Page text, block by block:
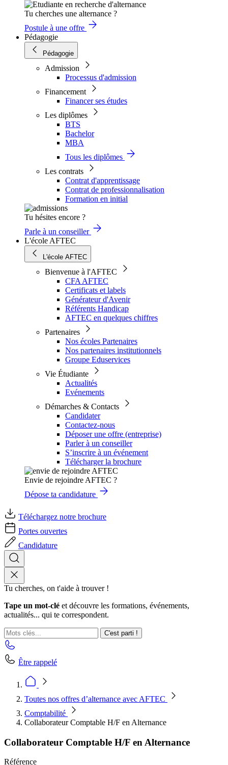
Tu cherches une alternance ?
Postule à une offre
Pédagogie
Pédagogie
Admission
Processus d'admission
Financement
Financer ses études
Les diplômes
BTS
Bachelor
MBA
Tous les diplômes
Les contrats
Contrat d'apprentissage
Contrat de professionnalisation
Formation en initial
Tu hésites encore ?
Parle à un conseiller
L'école AFTEC
L'école AFTEC
Bienvenue à l'AFTEC
CFA AFTEC
Certificats et labels
Générateur d'Avenir
Référents Handicap
AFTEC en quelques chiffres
Partenaires
Nos écoles Partenaires
Nos partenaires institutionnels
Groupe Eduservices
Vie Étudiante
Actualités
Evénements
Démarches & Contacts
Candidater
Contactez-nous
Déposer une offre (entreprise)
Parler à un conseiller
S’inscrire à un événement
Télécharger la brochure
Envie de rejoindre AFTEC ?
Dépose ta candidature
Téléchargez notre brochure
Portes ouvertes
Candidature
Tu cherches, on t'aide à trouver !
Tape un mot-clé et découvre les formations, événements,
actualités... qui te correspondent.
C'est parti !
Être rappelé
Toutes nos offres d’alternance avec AFTEC
Comptabilité
Collaborateur Comptable H/F en Alternance
Collaborateur Comptable H/F en Alternance
Référence